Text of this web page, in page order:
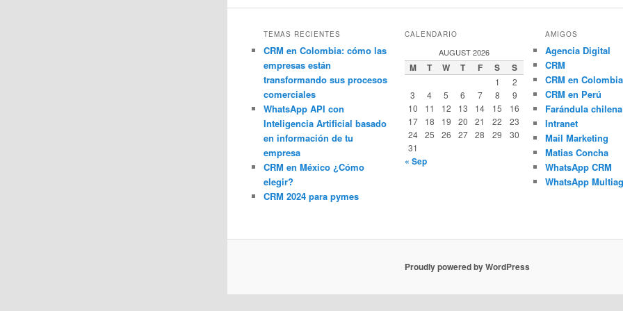
TEMAS RECIENTES
CRM en Colombia: cómo las
empresas están
transformando sus procesos
comerciales
WhatsApp API con
Inteligencia Artificial basado
en información de tu
empresa
CRM en México ¿Cómo
elegir?
CRM 2024 para pymes
CALENDARIO
AUGUST 2026
M T W T F S S
1
2
3
4 5 6 7 8
9
10
11 12 13 14 15
16
17
18 19 20 21 22
23
24
25 26 27 28 29
30
31
« Sep
AMIGOS
Agencia Digital
CRM
CRM en Colombia
CRM en Perú
Farándula chilena
Intranet
Mail Marketing
Matias Concha
WhatsApp CRM
WhatsApp
Proudly powered by WordPress